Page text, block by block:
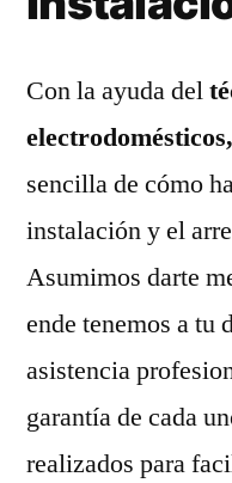
Con la ayuda del
electrodomésticos,
sencilla de cómo
instalación y el
Asumimos darte
ende tenemos a tu
asistencia
garantía de cada
realizados para